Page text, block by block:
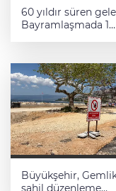
60 yıldır süren
Bayramlaşmada 1
Büyükşehir,
sahil düzenleme